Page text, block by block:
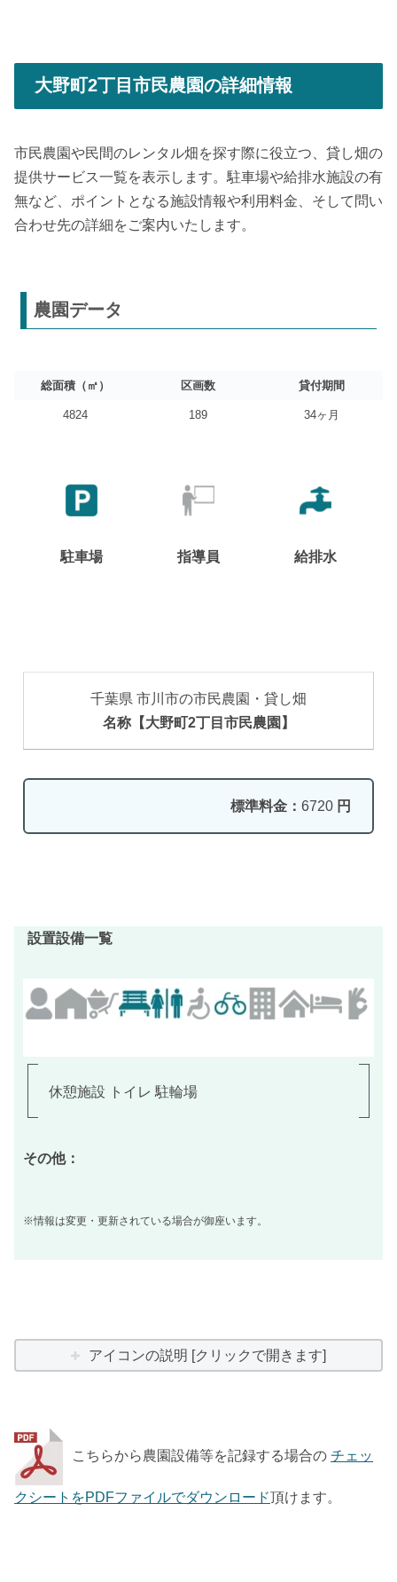
大野町2丁目市民農園の詳細情報
市民農園や民間のレンタル畑を探す際に役立つ、貸し畑の
提供サービス一覧を表示します。駐車場や給排水施設の有
無など、ポイントとなる施設情報や利用料金、そして問い
合わせ先の詳細をご案内いたします。
農園データ
総面積（㎡） 区画数 貸付期間
4824 189 34ヶ月
駐車場 指導員 給排水
千葉県 市川市の市民農園・貸し畑
名称【大野町2丁目市民農園】
標準料金： 6720 円
設置設備一覧
休憩施設 トイレ 駐輪場
その他：
※情報は変更・更新されている場合が御座います。
アイコンの説明 [クリックで開きます]
こちらから農園設備等を記録する場合の チェッ
クシートをPDFファイルでダウンロード頂けます。